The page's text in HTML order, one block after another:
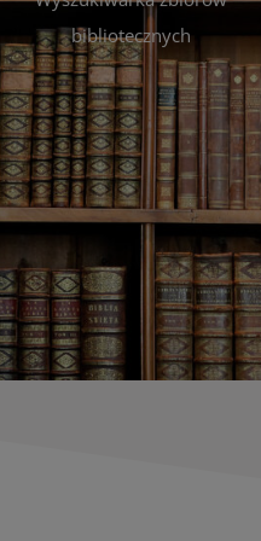
bibliotecznych
Katalog Zbiorów
Katalog online umożliwia
przeglądanie pełnej oferty
bibliotecznej – książek, czasopism,
filmów i innych materiałów. Dzięki
wyszukiwarce szybko znajdziesz
interesujące Cię pozycje według
autora, tytułu lub tematu. Możesz